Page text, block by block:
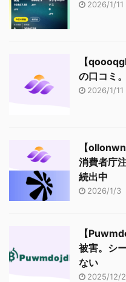
2026/1/11
【
の口コミ
2026/1/11
【
消費者庁
続出中
2026/1/3
【
被害。シ
ない
2025/12/